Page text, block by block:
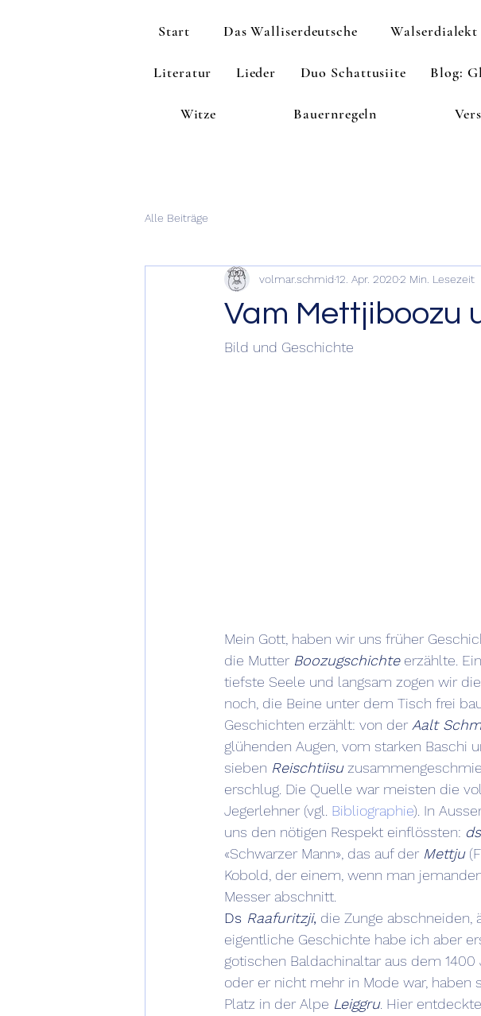
Start Das Walliserdeutsche Walserdialekt
Literatur Lieder Duo Schattusiite Blog:
Witze Bauernregeln
Alle Beiträge
Vam Mettjiboozu
volmar.schmid12. Apr. 20202 Min. Lesezeit
Bild und Geschichte
Mein Gott, haben wir uns früher
die Mutter Boozugschichte erzählte.
tiefste Seele und langsam zogen wir
noch, die Beine unter dem Tisch frei
Geschichten erzählt: von der Aalt
glühenden Augen, vom starken Baschi
sieben Reischtiisu
erschlug. Die Quelle war meisten die
Jegerlehner (vgl. Bibliographie). In
uns den nötigen Respekt einflössten:
«Schwarzer Mann», das auf der Mettju
Kobold, der einem, wenn man
Messer abschnitt.
Ds Raafuritzji, die Zunge abschneiden,
eigentliche Geschichte habe ich aber
gotischen Baldachinaltar aus dem
oder er nicht mehr in Mode war, haben
Platz in der Alpe Leiggru. Hier